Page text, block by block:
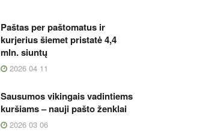
Paštas per paštomatus ir
kurjerius šiemet pristatė 4,4
mln. siuntų
2026 04 11
Sausumos vikingais vadintiems
kuršiams – nauji pašto ženklai
2026 03 06